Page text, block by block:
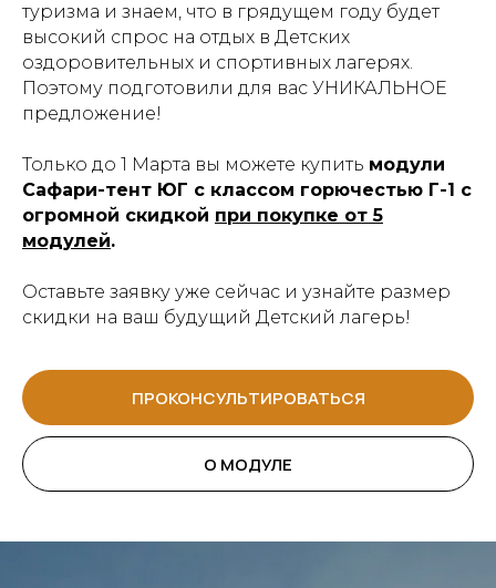
туризма и знаем, что в грядущем году будет
высокий спрос на отдых в Детских
оздоровительных и спортивных лагерях.
Поэтому подготовили для вас УНИКАЛЬНОЕ
предложение!
Только до 1 Марта вы можете купить модули
Сафари-тент ЮГ с классом горючестью Г-1 с
огромной скидкой при покупке от 5
модулей.
Оставьте заявку уже сейчас и узнайте размер
скидки на ваш будущий Детский лагерь!
ПРОКОНСУЛЬТИРОВАТЬСЯ
О МОДУЛЕ